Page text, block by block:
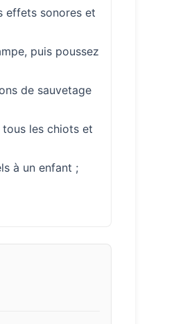
effets sonores et
puis poussez
de sauvetage
tous les chiots et
à un enfant ;